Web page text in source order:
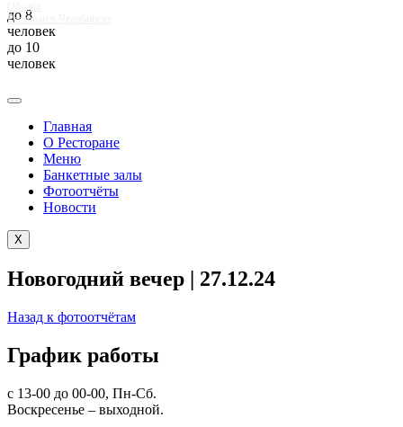
до 8
человек
до 10
человек
Главная
О Ресторане
Меню
Банкетные залы
Фотоотчёты
Новости
X
Новогодний вечер | 27.12.24
Назад к фотоотчётам
График работы
с 13-00 до 00-00, Пн-Сб.
Воскресенье – выходной.
Ресторан в Челябинске